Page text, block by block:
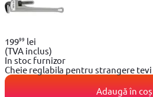
19999 lei
(TVA inclus)
In stoc furnizor
Cheie reglabila pentru strangere tevi
Adaugă în coș